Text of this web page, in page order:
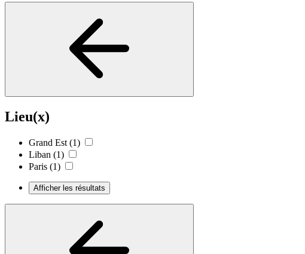
Lieu(x)
Grand Est (1)
Liban (1)
Paris (1)
Afficher les résultats